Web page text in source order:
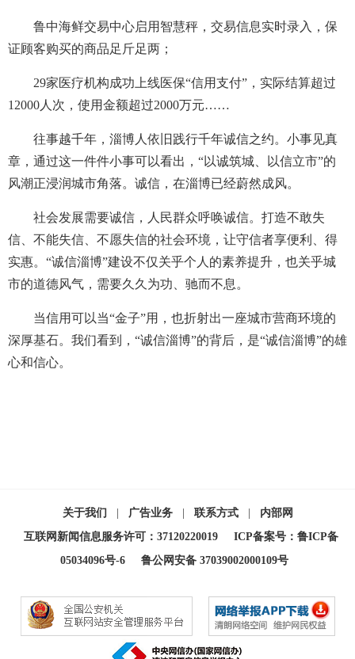
鲁中海鲜交易中心启用智慧秤，交易信息实时录入，保
证顾客购买的商品足斤足两；
29家医疗机构成功上线医保“信用支付”，实际结算超过
12000人次，使用金额超过2000万元……
往事越千年，淄博人依旧践行千年诚信之约。小事见真
章，通过这一件件小事可以看出，“以诚筑城、以信立市”的
风潮正浸润城市角落。诚信，在淄博已经蔚然成风。
社会发展需要诚信，人民群众呼唤诚信。打造不敢失
信、不能失信、不愿失信的社会环境，让守信者享便利、得
实惠。“诚信淄博”建设不仅关乎个人的素养提升，也关乎城
市的道德风气，需要久久为功、驰而不息。
当信用可以当“金子”用，也折射出一座城市营商环境的
深厚基石。我们看到，“诚信淄博”的背后，是“诚信淄博”的雄
心和信心。
关于我们 广告业务 联系方式
内部网
互联网新闻信息服务许可：37120220019
ICP备案号：鲁ICP备
05034096号-6
鲁公网安备 37039002000109号